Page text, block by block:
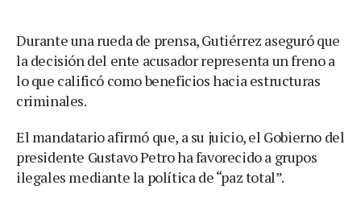
Durante una rueda de prensa, Gutiérrez aseguró que
la decisión del ente acusador representa un freno a
lo que calificó como beneficios hacia estructuras
criminales.
El mandatario afirmó que, a su juicio, el Gobierno del
presidente Gustavo Petro ha favorecido a grupos
ilegales mediante la política de “paz total”.